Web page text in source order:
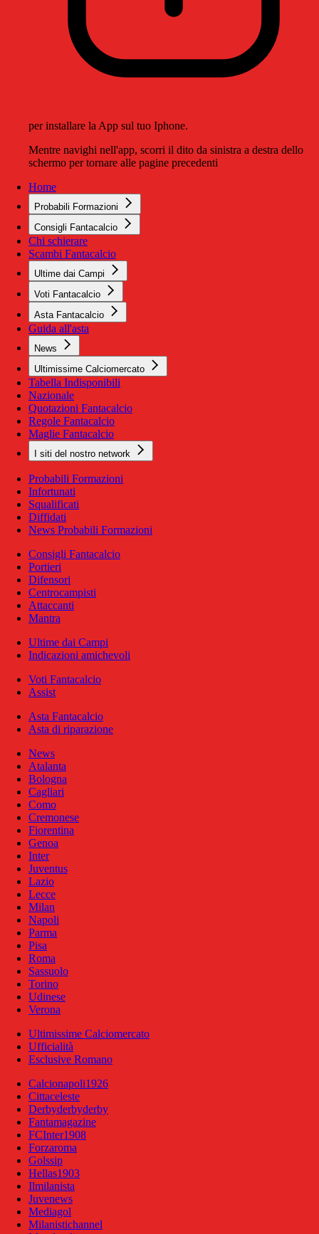
per installare la App sul tuo Iphone.
Mentre navighi nell'app, scorri il dito da sinistra a destra dello
schermo per tornare alle pagine precedenti
Home
Probabili Formazioni
Consigli Fantacalcio
Chi schierare
Scambi Fantacalcio
Ultime dai Campi
Voti Fantacalcio
Asta Fantacalcio
Guida all'asta
News
Ultimissime Calciomercato
Tabella Indisponibili
Nazionale
Quotazioni Fantacalcio
Regole Fantacalcio
Maglie Fantacalcio
I siti del nostro network
Probabili Formazioni
Infortunati
Squalificati
Diffidati
News Probabili Formazioni
Consigli Fantacalcio
Portieri
Difensori
Centrocampisti
Attaccanti
Mantra
Ultime dai Campi
Indicazioni amichevoli
Voti Fantacalcio
Assist
Asta Fantacalcio
Asta di riparazione
News
Atalanta
Bologna
Cagliari
Como
Cremonese
Fiorentina
Genoa
Inter
Juventus
Lazio
Lecce
Milan
Napoli
Parma
Pisa
Roma
Sassuolo
Torino
Udinese
Verona
Ultimissime Calciomercato
Ufficialità
Esclusive Romano
Calcionapoli1926
Cittaceleste
Derbyderbyderby
Fantamagazine
FCInter1908
Forzaroma
Golssip
Hellas1903
Ilmilanista
Juvenews
Mediagol
Milanistichannel